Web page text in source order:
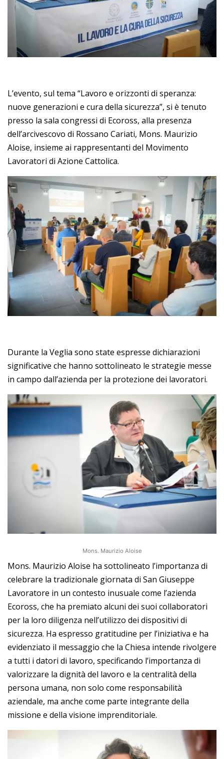
L’evento, sul tema “Lavoro e orizzonti di speranza:
nuove generazioni e cura della sicurezza”, si è tenuto
presso la sala congressi di Ecoross, alla presenza
dell’arcivescovo di Rossano Cariati, Mons. Maurizio
Aloise, insieme ai rappresentanti del Movimento
Lavoratori di Azione Cattolica.
Durante la Veglia sono state espresse dichiarazioni
significative che hanno sottolineato le strategie messe
in campo dall’azienda per la protezione dei lavoratori.
Mons. Maurizio Aloise
Mons. Maurizio Aloise ha sottolineato l’importanza di
celebrare la tradizionale giornata di San Giuseppe
Lavoratore in un contesto inusuale come l’azienda
Ecoross, che ha premiato alcuni dei suoi collaboratori
per la loro diligenza nell’utilizzo dei dispositivi di
sicurezza. Ha espresso gratitudine per l’iniziativa e ha
evidenziato il messaggio che la Chiesa intende rivolgere
a tutti i datori di lavoro, specificando l’importanza di
valorizzare la dignità del lavoro e la centralità della
persona umana, non solo come responsabilità
aziendale, ma anche come parte integrante della
missione e della visione imprenditoriale.